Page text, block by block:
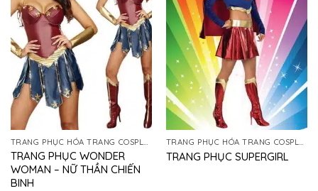
TRANG PHỤC HÓA TRANG COSPLAY
TRANG PHỤC WONDER
WOMAN – NỮ THẦN CHIẾN
BINH
TRANG PHỤC HÓA TRANG COSPLAY
TRANG PHỤC SUPERGIRL